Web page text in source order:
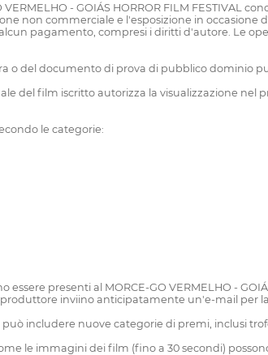
- GOIÁS HORROR FILM
non commerciale e l'esposizione in
pagamento, compresi i diritti d'autore. Le
o del documento di prova di pubblico dominio
del film iscritto autorizza la visualizzazione nel
le categorie:
presenti al MORCE-GO VERMELHO -
produttore inviino anticipatamente un'e-mail per
può includere nuove categorie di premi, inclusi
le immagini dei film (fino a 30 secondi)